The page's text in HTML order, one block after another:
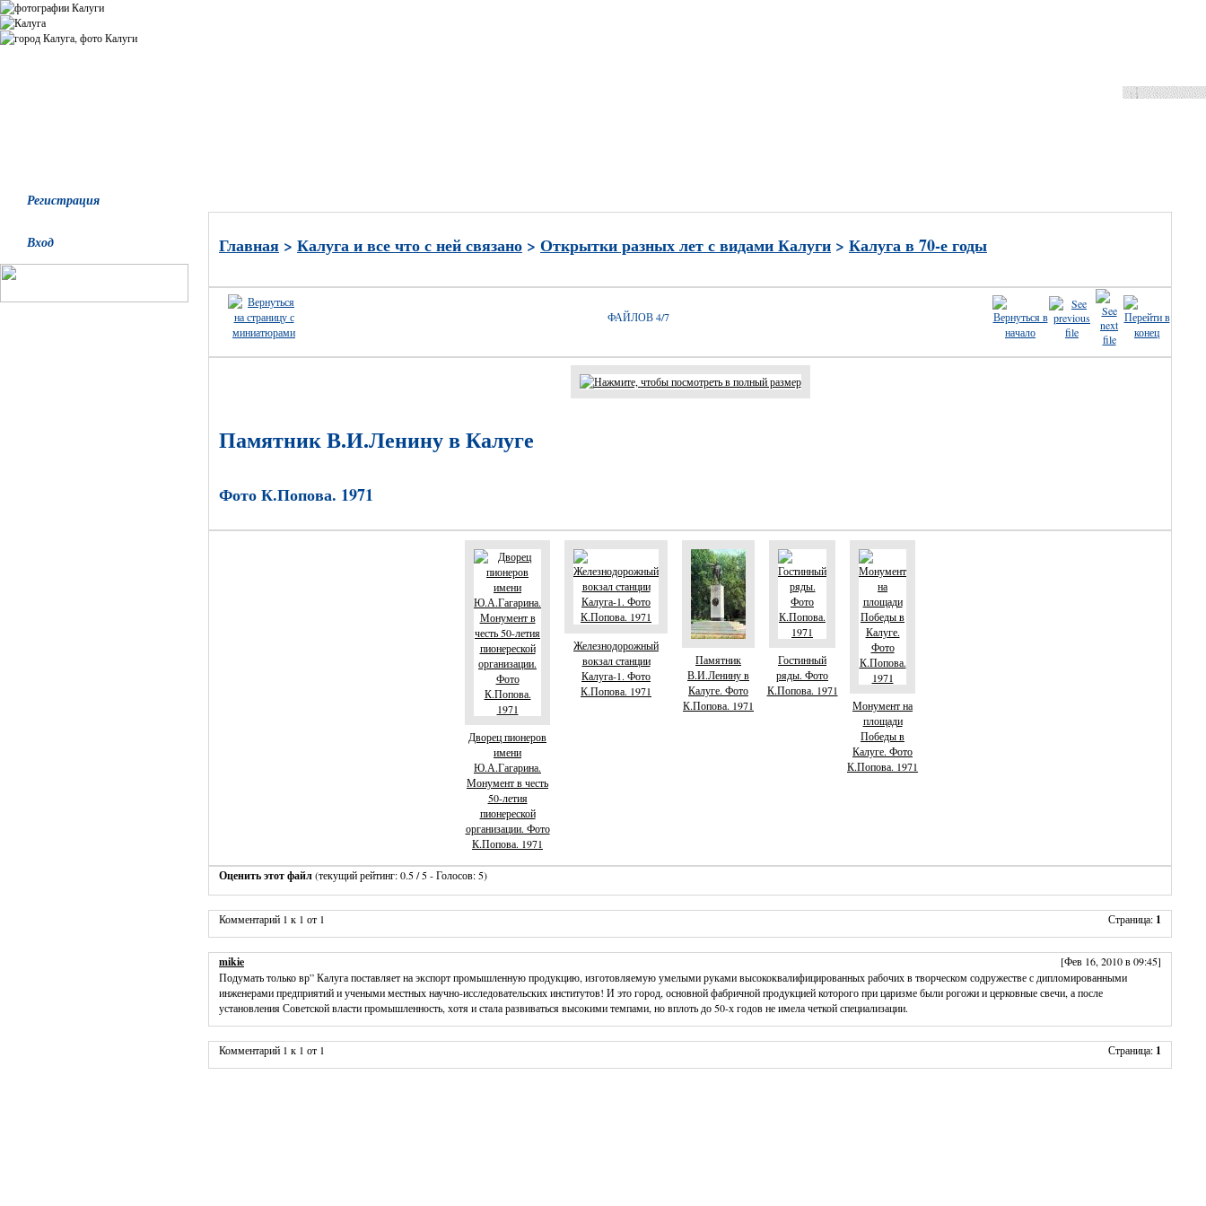
Регистрация
Вход Главная > Калуга и все что с ней связано > Открытки разных лет с видами Калуги > Калуга в 70-е годы
ФАЙЛОВ 4/7
Памятник В.И.Ленину в Калуге
Фото К.Попова. 1971
Дворец пионеров
имени
Ю.А.Гагарина.
Монумент в честь
50-летия
пионереской
организации. Фото
К.Попова. 1971
Железнодорожный
вокзал станции
Калуга-1. Фото
К.Попова. 1971
Памятник
В.И.Ленину в
Калуге. Фото
К.Попова. 1971
Гостинный
ряды. Фото
К.Попова. 1971
Монумент на
площади
Победы в
Калуге. Фото
К.Попова. 1971
Оценить этот файл(текущий рейтинг: 0.5 / 5 - Голосов: 5)
Комментарий 1 к 1 от 1 Страница: 1
mikie
[Фев 16, 2010 в 09:45]
Подумать только вр” Калуга поставляет на экспорт промышленную продукцию, изготовляемую умелыми руками высококвалифицированных рабочих в творческом содружестве с дипломированными
инженерами предприятий и учеными местных научно-исследовательских институтов! И это город, основной фабричной продукцией которого при царизме были рогожи и церковные свечи, а после
установления Советской власти промышленность, хотя и стала развиваться высокими темпами, но вплоть до 50-х годов не имела четкой специализации.
Комментарий 1 к 1 от 1 Страница: 1